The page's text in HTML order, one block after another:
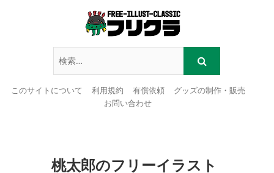
このサイトについて 利用規約 有償依頼
グッズの制作・販売
お問い合わせ
桃太郎のフリーイラスト